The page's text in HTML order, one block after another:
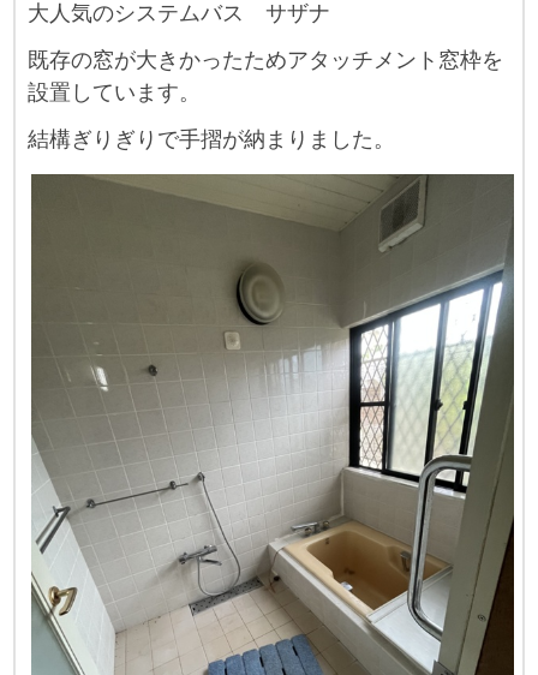
大人気のシステムバス サザナ
既存の窓が大きかったためアタッチメント窓枠を
設置しています。
結構ぎりぎりで手摺が納まりました。